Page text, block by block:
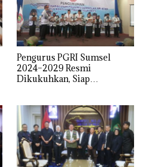
Pengurus PGRI Sumsel
2024–2029 Resmi
Dikukuhkan, Siap